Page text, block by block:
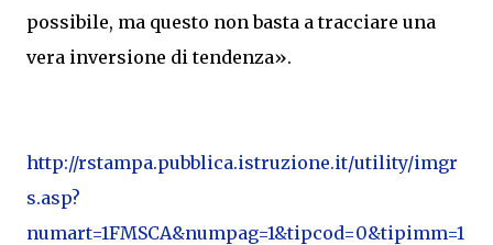
possibile, ma questo non basta a tracciare una
vera inversione di tendenza».
http://rstampa.pubblica.istruzione.it/utility/imgr
s.asp?
numart=1FMSCA&numpag=1&tipcod=0&tipimm=1